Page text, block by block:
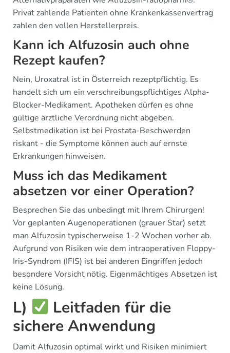
Privat zahlende Patienten ohne Krankenkassenvertrag
zahlen den vollen Herstellerpreis.
Kann ich Alfuzosin auch ohne
Rezept kaufen?
Nein, Uroxatral ist in Österreich rezeptpflichtig. Es
handelt sich um ein verschreibungspflichtiges Alpha-
Blocker-Medikament. Apotheken dürfen es ohne
gültige ärztliche Verordnung nicht abgeben.
Selbstmedikation ist bei Prostata-Beschwerden
riskant - die Symptome können auch auf ernste
Erkrankungen hinweisen.
Muss ich das Medikament
absetzen vor einer Operation?
Besprechen Sie das unbedingt mit Ihrem Chirurgen!
Vor geplanten Augenoperationen (grauer Star) setzt
man Alfuzosin typischerweise 1-2 Wochen vorher ab.
Aufgrund von Risiken wie dem intraoperativen Floppy-
Iris-Syndrom (IFIS) ist bei anderen Eingriffen jedoch
besondere Vorsicht nötig. Eigenmächtiges Absetzen ist
keine Lösung.
L)
Leitfaden für die
sichere Anwendung
Damit Alfuzosin optimal wirkt und Risiken minimiert